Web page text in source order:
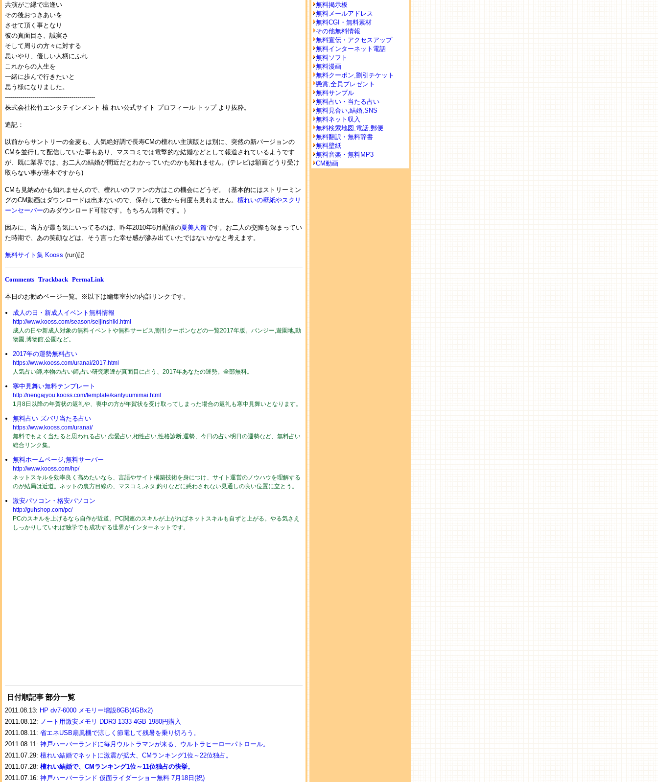
共演がご縁で出逢い
その後おつきあいを
させて頂く事となり
彼の真面目さ、誠実さ
そして周りの方々に対する
思いやり、優しい人柄にふれ
これからの人生を
一緒に歩んで行きたいと
思う様になりました。
----------------------------------------------
株式会社松竹エンタテインメント 檀 れい公式サイト プロフィール トップ より抜粋。
追記：
以前からサントリーの金麦も、人気絶好調で長寿CMの檀れい主演版とは別に、突然の新バージョンの
CMを並行して配信していた事もあり、マスコミでは電撃的な結婚などとして報道されているようです
が、既に業界では、お二人の結婚が間近だとわかっていたのかも知れません。(テレビは額面どうり受け
取らない事が基本ですから)
CMも見納めかも知れませんので、檀れいのファンの方はこの機会にどうぞ。（基本的にはストリーミン
グのCM動画はダウンロードは出来ないので、保存して後から何度も見れません。 檀れいの壁紙やスクリ
ーンセーバーのみダウンロード可能です。もちろん無料です。）
因みに、当方が最も気にいってるのは、昨年2010年6月配信の夏美人篇です。お二人の交際も深まってい
た時期で、あの笑顔などは、そう言った幸せ感が滲み出ていたではないかなと考えます。
無料サイト集 Kooss (run)記
Comments Trackback PermaLink
本日のお勧めページ一覧。※以下は編集室外の内部リンクです。
成人の日・新成人イベント無料情報
http://www.kooss.com/season/seijinshiki.html
成人の日や新成人対象の無料イベントや無料サービス,割引クーポンなどの一覧2017年版。バンジー,遊園地,動
物園,博物館,公園など。
2017年の運勢無料占い
https://www.kooss.com/uranai/2017.html
人気占い師,本物の占い師,占い研究家達が真面目に占う、2017年あなたの運勢。全部無料。
寒中見舞い無料テンプレート
http://nengajyou.kooss.com/template/kantyuumimai.html
1月8日以降の年賀状の返礼や、喪中の方が年賀状を受け取ってしまった場合の返礼も寒中見舞いとなります。
無料占い ズバリ当たる占い
https://www.kooss.com/uranai/
無料でもよく当たると思われる占い 恋愛占い,相性占い,性格診断,運勢、今日の占い明日の運勢など、無料占い
総合リンク集。
無料ホームページ,無料サーバー
http://www.kooss.com/hp/
ネットスキルを効率良く高めたいなら、言語やサイト構築技術を身につけ、サイト運営のノウハウを理解する
のが結局は近道。ネットの裏方目線の、マスコミ,ネタ,釣りなどに惑わされない見通しの良い位置に立とう。
激安パソコン・格安パソコン
http://guhshop.com/pc/
PCのスキルを上げるなら自作が近道。PC関連のスキルが上がればネットスキルも自ずと上がる。やる気さえ
しっかりしていれば独学でも成功する世界がインターネットです。
日付順記事 部分一覧
2011.08.13: HP dv7-6000 メモリー増設8GB(4GBx2)
2011.08.12: ノート用激安メモリ DDR3-1333 4GB 1980円購入
2011.08.11: 省エネUSB扇風機で涼しく節電して残暑を乗り切ろう。
2011.08.11: 神戸ハーバーランドに毎月ウルトラマンが来る、ウルトラヒーローパトロール。
2011.07.29: 檀れい結婚でネットに激震が拡大、CMランキング1位～22位独占。
2011.07.28: 檀れい結婚で、CMランキング1位～11位独占の快挙。
2011.07.16: 神戸ハーバーランド 仮面ライダーショー無料 7月18日(祝)
無料掲示板
無料メールアドレス
無料CGI・無料素材
その他無料情報
無料宣伝・アクセスアップ
無料インターネット電話
無料ソフト
無料漫画
無料クーポン,割引チケット
懸賞,全員プレゼント
無料サンプル
無料占い・当たる占い
無料見合い,結婚,SNS
無料ネット収入
無料検索地図,電話,郵便
無料翻訳・無料辞書
無料壁紙
無料音楽・無料MP3
CM動画